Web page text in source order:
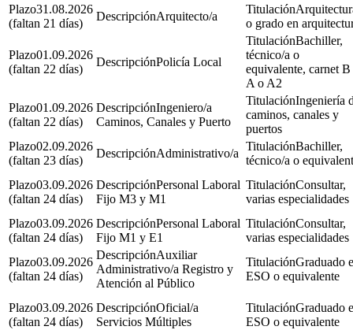
31.08.2026
(faltan 21 días)
Arquitecto/a
o grado en
01.09.2026
(faltan 22 días)
Policía Local
Bachiller,
técnico/a o
equivalente, carnet
A o A2
01.09.2026
(faltan 22 días)
Ingeniero/a
Caminos, Canales y Puerto
Ingeniería
caminos, canales y
puertos
02.09.2026
(faltan 23 días)
Administrativo/a
Bachiller,
técnico/a o
03.09.2026
(faltan 24 días)
Personal Laboral
Fijo M3 y M1
Consultar,
varias especialidades
03.09.2026
(faltan 24 días)
Personal Laboral
Fijo M1 y E1
Consultar,
varias especialidades
03.09.2026
(faltan 24 días)
Auxiliar
Administrativo/a Registro y
Atención al Público
Graduado
ESO o equivalente
03.09.2026
(faltan 24 días)
Oficial/a
Servicios Múltiples
Graduado
ESO o equivalente